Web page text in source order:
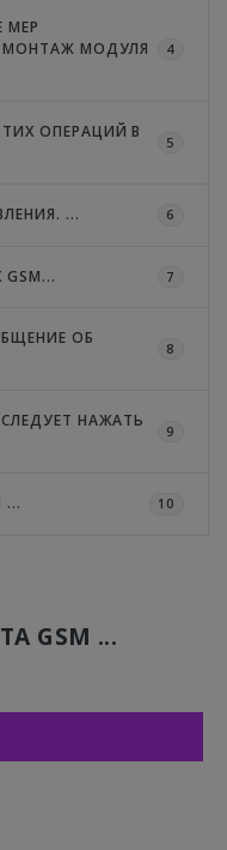
МЕР
МОНТАЖ МОДУЛЯ
4
ОПЕРАЦИЙ В
5
... 6
7
ОБ
8
НАЖАТЬ
9
... 10
GSM ...